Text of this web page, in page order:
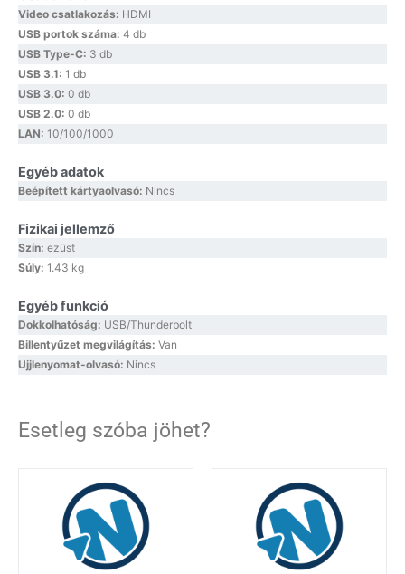
Video csatlakozás: HDMI
USB portok száma: 4 db
USB Type-C: 3 db
USB 3.1: 1 db
USB 3.0: 0 db
USB 2.0: 0 db
LAN: 10/100/1000
Egyéb adatok
Beépített kártyaolvasó: Nincs
Fizikai jellemző
Szín: ezüst
Súly: 1.43 kg
Egyéb funkció
Dokkolhatóság: USB/Thunderbolt
Billentyűzet megvilágítás: Van
Ujjlenyomat-olvasó: Nincs
Esetleg szóba jöhet?